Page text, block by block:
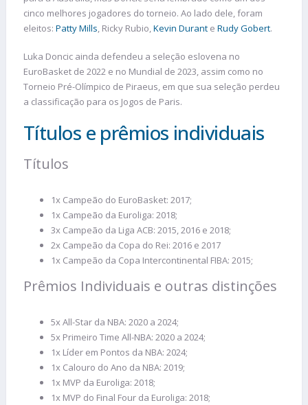
cinco melhores jogadores do torneio. Ao lado dele, foram
eleitos: Patty Mills, Ricky Rubio,Kevin Durant e Rudy Gobert.
Luka Doncic ainda defendeu a seleção eslovena no
EuroBasket de 2022 e no Mundial de 2023, assim como no
Torneio Pré-Olímpico de Piraeus, em que sua seleção perdeu
a classificação para os Jogos de Paris.
Títulos e prêmios individuais
Títulos
1x Campeão do EuroBasket: 2017;
1x Campeão da Euroliga: 2018;
3x Campeão da Liga ACB: 2015, 2016 e 2018;
2x Campeão da Copa do Rei: 2016 e 2017
1x Campeão da Copa Intercontinental FIBA: 2015;
Prêmios Individuais e outras distinções
5x All-Star da NBA: 2020 a 2024;
5x Primeiro Time All-NBA: 2020 a 2024;
1x Líder em Pontos da NBA: 2024;
1x Calouro do Ano da NBA: 2019;
1x MVP da Euroliga: 2018;
1x MVP do Final Four da Euroliga: 2018;